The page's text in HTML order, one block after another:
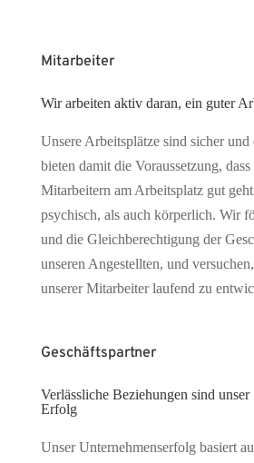
Mitarbeiter
Wir arbeiten aktiv daran, ein guter
Unsere Arbeitsplätze sind sicher
bieten damit die Voraussetzung, dass
Mitarbeitern am Arbeitsplatz gut
psychisch, als auch körperlich. Wir
und die Gleichberechtigung der
unseren Angestellten, und
unserer Mitarbeiter laufend zu
Geschäftspartner
Verlässliche Beziehungen sind unser
Erfolg
Unser Unternehmenserfolg basiert